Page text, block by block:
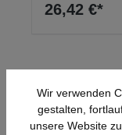
26,42 €*
Wir verwenden
gestalten,
unsere Website